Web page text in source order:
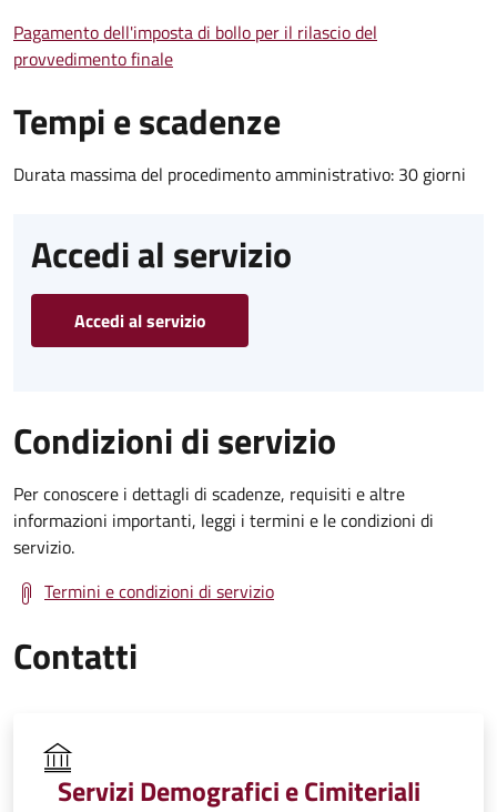
Pagamento dell'imposta di bollo per il rilascio del
provvedimento finale
Tempi e scadenze
Durata massima del procedimento amministrativo: 30 giorni
Accedi al servizio
Accedi al servizio
Condizioni di servizio
Per conoscere i dettagli di scadenze, requisiti e altre
informazioni importanti, leggi i termini e le condizioni di
servizio.
Termini e condizioni di servizio
Contatti
Servizi Demografici e Cimiteriali